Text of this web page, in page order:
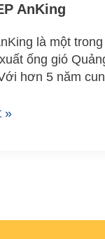
AnKing
là một
ống gió
hơn 5 năm
»